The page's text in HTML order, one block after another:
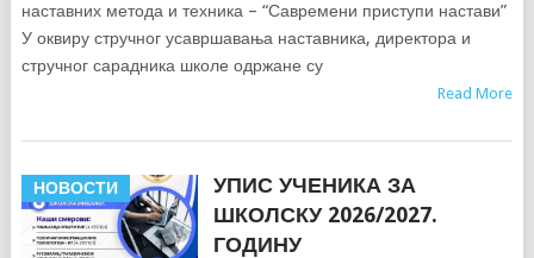
наставних метода и техника – “Савремени приступи настави”
У оквиру стручног усавршавања наставника, директора и
стручног сарадника школе одржане су
Read More
НОВОСТИ
УПИС УЧЕНИКА ЗА
ШКОЛСКУ 2026/2027.
ГОДИНУ